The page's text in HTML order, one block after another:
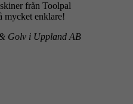
från Toolpal
mycket enklare!
Golv i Uppland AB